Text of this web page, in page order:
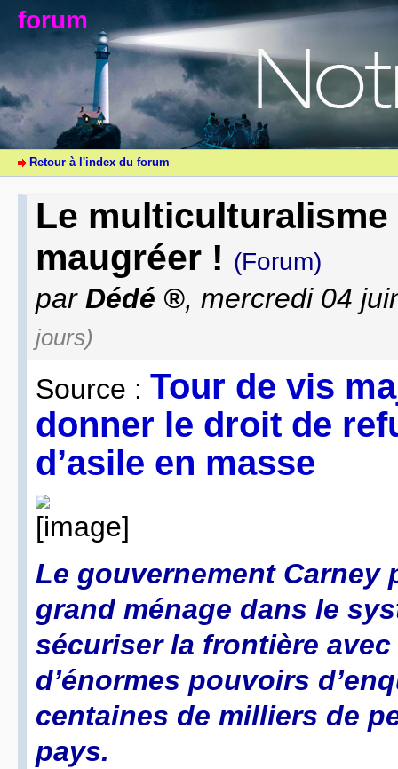
forum
Retour à l'index du forum
Le
maugréer ! (Forum)
par Dédé , mercredi 04
jours)
Source : Tour de vis
donner le droit de
d’asile en masse
Le gouvernement Carney
grand ménage dans le
sécuriser la frontière
d’énormes pouvoirs
centaines de milliers de
pays.